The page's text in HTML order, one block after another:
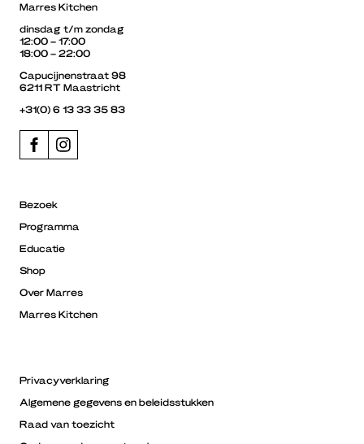
Marres Kitchen
dinsdag t/m zondag
12:00 – 17:00
18:00 – 22:00
Capucijnenstraat 98
6211 RT Maastricht
+31(0) 6 13 33 35 83
Bezoek
Programma
Educatie
Shop
Over Marres
Marres Kitchen
Privacyverklaring
Algemene gegevens en beleidsstukken
Raad van toezicht